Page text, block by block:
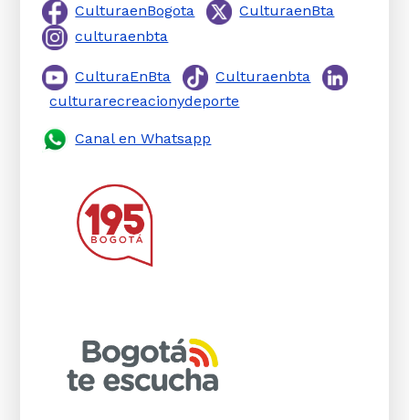
CulturaenBogota
CulturaenBta
culturaenbta
CulturaEnBta
Culturaenbta
culturarecreacionydeporte
Canal en Whatsapp